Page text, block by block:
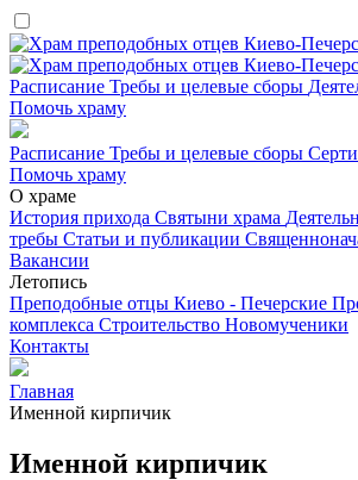
Расписание Требы и целевые сборы
Помочь храму
Расписание Требы и целевые сборы
Помочь храму
О храме
История прихода Святыни храма
требы Статьи и публикации
Вакансии
Летопись
Преподобные отцы Киево - Печерские
комплекса Строительство Новомученики
Контакты
Главная
Именной кирпичик
Именной кирпичик